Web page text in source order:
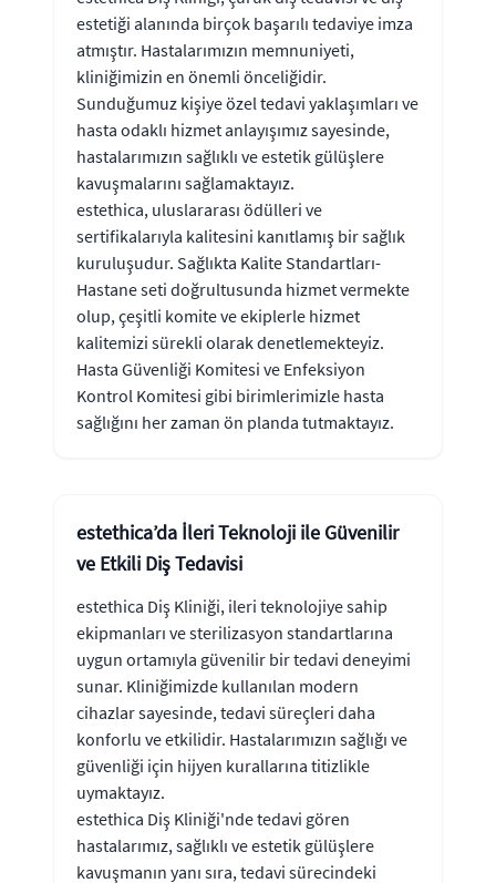
estetiği alanında birçok başarılı tedaviye imza
atmıştır. Hastalarımızın memnuniyeti,
kliniğimizin en önemli önceliğidir.
Sunduğumuz kişiye özel tedavi yaklaşımları ve
hasta odaklı hizmet anlayışımız sayesinde,
hastalarımızın sağlıklı ve estetik gülüşlere
kavuşmalarını sağlamaktayız.
estethica, uluslararası ödülleri ve
sertifikalarıyla kalitesini kanıtlamış bir sağlık
kuruluşudur. Sağlıkta Kalite Standartları-
Hastane seti doğrultusunda hizmet vermekte
olup, çeşitli komite ve ekiplerle hizmet
kalitemizi sürekli olarak denetlemekteyiz.
Hasta Güvenliği Komitesi ve Enfeksiyon
Kontrol Komitesi gibi birimlerimizle hasta
sağlığını her zaman ön planda tutmaktayız.
estethica’da İleri Teknoloji ile Güvenilir
ve Etkili Diş Tedavisi
estethica Diş Kliniği, ileri teknolojiye sahip
ekipmanları ve sterilizasyon standartlarına
uygun ortamıyla güvenilir bir tedavi deneyimi
sunar. Kliniğimizde kullanılan modern
cihazlar sayesinde, tedavi süreçleri daha
konforlu ve etkilidir. Hastalarımızın sağlığı ve
güvenliği için hijyen kurallarına titizlikle
uymaktayız.
estethica Diş Kliniği'nde tedavi gören
hastalarımız, sağlıklı ve estetik gülüşlere
kavuşmanın yanı sıra, tedavi sürecindeki